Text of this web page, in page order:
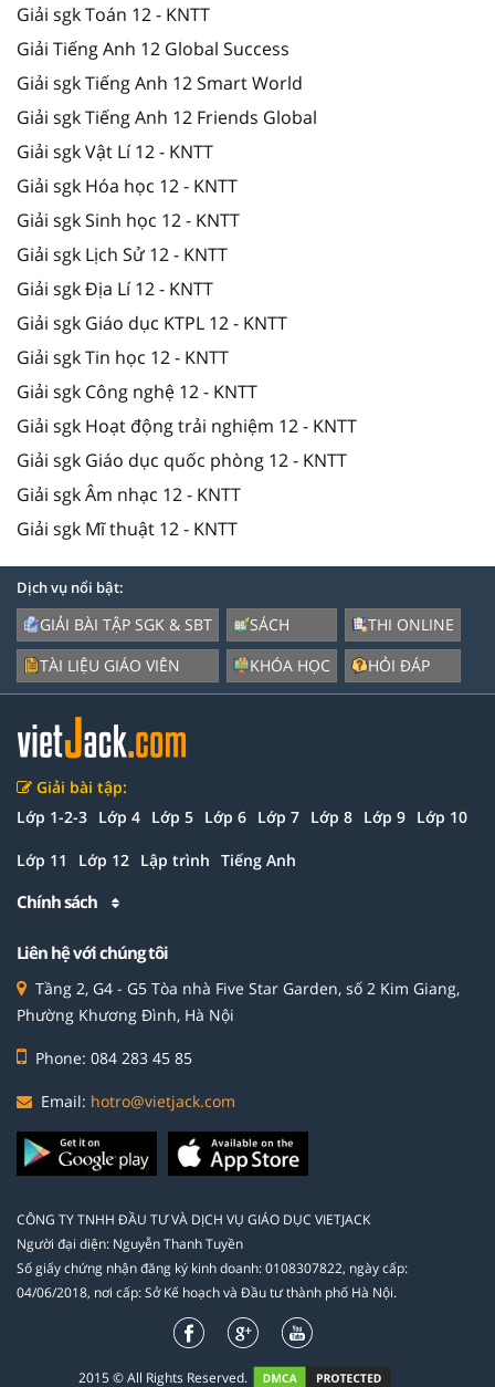
Giải sgk Toán 12 - KNTT
Giải Tiếng Anh 12 Global Success
Giải sgk Tiếng Anh 12 Smart World
Giải sgk Tiếng Anh 12 Friends Global
Giải sgk Vật Lí 12 - KNTT
Giải sgk Hóa học 12 - KNTT
Giải sgk Sinh học 12 - KNTT
Giải sgk Lịch Sử 12 - KNTT
Giải sgk Địa Lí 12 - KNTT
Giải sgk Giáo dục KTPL 12 - KNTT
Giải sgk Tin học 12 - KNTT
Giải sgk Công nghệ 12 - KNTT
Giải sgk Hoạt động trải nghiệm 12 - KNTT
Giải sgk Giáo dục quốc phòng 12 - KNTT
Giải sgk Âm nhạc 12 - KNTT
Giải sgk Mĩ thuật 12 - KNTT
Dịch vụ nổi bật:
GIẢI BÀI TẬP SGK & SBT
TÀI LIỆU GIÁO VIÊN
SÁCH
KHÓA HỌC
THI ONLINE
HỎI ĐÁP
Giải bài tập:
Lớp 1-2-3 Lớp 4 Lớp 5 Lớp 6 Lớp 7 Lớp 8 Lớp 9 Lớp 10
Lớp 11 Lớp 12 Lập trình Tiếng Anh
Chính sách
Liên hệ với chúng tôi
Tầng 2, G4 - G5 Tòa nhà Five Star Garden, số 2 Kim Giang,
Phường Khương Đình, Hà Nội
Phone: 084 283 45 85
Email: hotro@vietjack.com
CÔNG TY TNHH ĐẦU TƯ VÀ DỊCH VỤ GIÁO DỤC VIETJACK
Người đại diện: Nguyễn Thanh Tuyền
Số giấy chứng nhận đăng ký kinh doanh: 0108307822, ngày cấp:
04/06/2018, nơi cấp: Sở Kế hoạch và Đầu tư thành phố Hà Nội.
2015 © All Rights Reserved.